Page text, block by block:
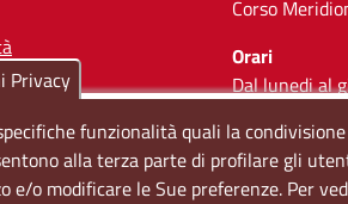
Corso
Orari
Dal lunedi al
Social
Privacy
funzionalità quali la
alla terza parte di profilare gli
o modificare le Sue preferenze. Per